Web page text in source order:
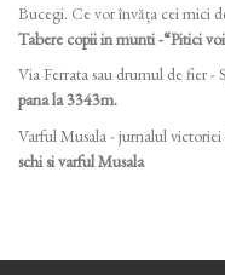
Bucegi. Ce vor învăța cei mici
Tabere copii in munti -“Pitici
Via Ferrata sau drumul de fier -
pana la 3343m.
Varful Musala - jurnalul victoriei
schi si varful Musala